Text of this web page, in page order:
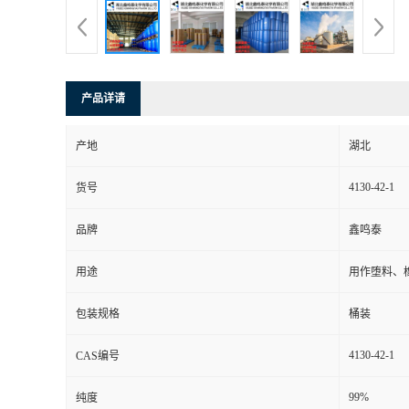
产品详请
产地 湖北
货号 4130-42-1
品牌 鑫鸣泰
用途 用作堕料、
包装规格 桶装
CAS编号 4130-42-1
纯度 99%